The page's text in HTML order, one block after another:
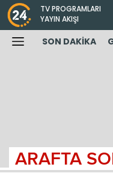
TV PROGRAMLARI
YAYIN AKIŞI
SON DAKİKA
ARAFTA